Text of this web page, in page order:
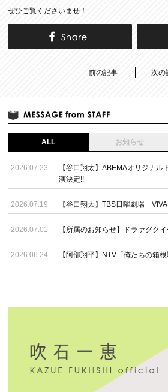
ぜひご覧くださいませ！
前の記事 次の
ALL お知らせ
2026.07.23
【谷口翔太】ABEMAオリジナ
演決定!!
2026.07.19 【谷口翔太】TBS日曜劇場「
2026.07.01 【所属のお知らせ】ドラァグク
2026.06.24 【阿部翔平】NTV「俺たちの箱